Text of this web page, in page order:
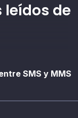
leídos de
SMS y MMS